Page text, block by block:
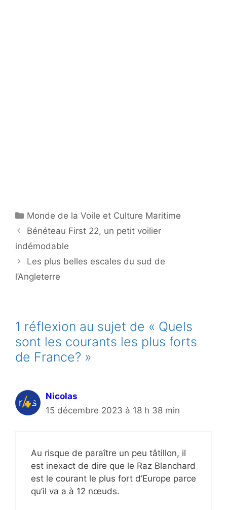
Catégories
Monde de la Voile et Culture Maritime
Bénéteau First 22, un petit voilier
indémodable
Les plus belles escales du sud de
l’Angleterre
1 réflexion au sujet de « Quels
sont les courants les plus forts
de France? »
Nicolas
15 décembre 2023 à 18 h 38 min
Au risque de paraître un peu tâtillon, il
est inexact de dire que le Raz Blanchard
est le courant le plus fort d’Europe parce
qu’il va a à 12 nœuds.